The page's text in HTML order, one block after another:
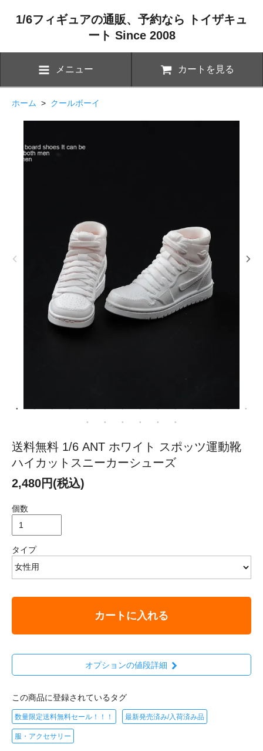
1/6フィギュアの通販、予約なら トイザキュ
ート Since 2008
メニュー カートを見る
ホーム > クールボーイ
送料無料 1/6 ANT ホワイト スポッツ運動靴
ハイカットスニーカーシューズ
2,480円(税込)
個数
タイプ
カートに入れる
オプションの値段詳細
この商品に登録されているタグ
数量限定送料無料セール！！！ 最新発売済み/入荷済み品
服・アクセサリー